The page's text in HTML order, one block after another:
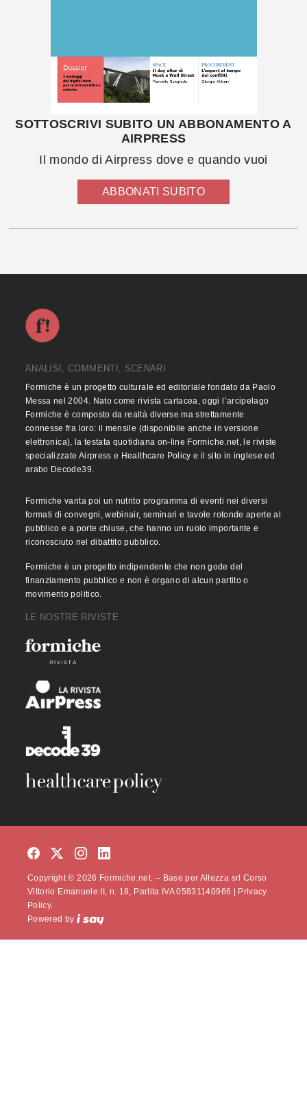
SOTTOSCRIVI SUBITO UN ABBONAMENTO A
AIRPRESS
Il mondo di Airpress dove e quando vuoi
ABBONATI SUBITO
ANALISI, COMMENTI, SCENARI
Formiche è un progetto culturale ed editoriale fondato da Paolo
Messa nel 2004. Nato come rivista cartacea, oggi l’arcipelago
Formiche è composto da realtà diverse ma strettamente
connesse fra loro: il mensile (disponibile anche in versione
elettronica), la testata quotidiana on-line Formiche.net, le riviste
specializzate Airpress e Healthcare Policy e il sito in inglese ed
arabo Decode39.
Formiche vanta poi un nutrito programma di eventi nei diversi
formati di convegni, webinair, seminari e tavole rotonde aperte al
pubblico e a porte chiuse, che hanno un ruolo importante e
riconosciuto nel dibattito pubblico.
Formiche è un progetto indipendente che non gode del
finanziamento pubblico e non è organo di alcun partito o
movimento politico.
LE NOSTRE RIVISTE
Copyright © 2026 Formiche.net. – Base per Altezza srl Corso
Vittorio Emanuele II, n. 18, Partita IVA 05831140966 | Privacy
Policy.
Powered by